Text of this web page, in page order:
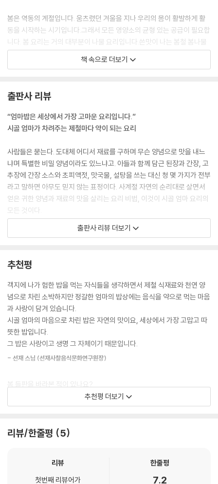
생된장으로 만든 쌈장
멸치 마늘 쌈장
여름쌈
상추 물김치
오이 미역 냉국
연근생채
더덕 생채
해파리냉채와 겨자 소스
아욱국
다슬기국
가지 냉국
가지 탕수
가지 순대
가지 된장 소스
애호박 순대
토마토탕
옥수수 잣튀김
죽순전
죽순 셀러리볶음
풋고추 표고버섯전
감자 고추장찌개
쇠고기 박국
고구마순 멸치볶음
돼지고기 부추볶음
오리 고추장 불고기
쇠고기 장조림
북어 보푸라기
봄은 역동의 계절입니다. 움츠렸던 겨울을 지나 우리의 몸이 활발하게 활
동을 시작하는 시기입니다.그래서 모든 영양소의 균형 있는 공급이 필요합
니다. 봄 요리는 거의 대부분이 나물 요리입니다.쓴맛이 나는 봄철 봄나물
은 겨울 동안 체내에 쌓인 노독을 풀어주며 춘곤증으로 잃은 입맛을 돋워
추어탕은 지방마다 끓이는 방식이 다양하여 서울에서는 미꾸라지를 통째
로 넣어 끓이고 전라도에서는 미꾸라지를 삶아 간 다음 갖은 양념을 해서
걸쭉하게 끓여 먹는다. 엄마는 배추를 넣은 경상도식 추어탕을 끓였다. 경
잎을 넣는 것이 특징이다.
--- p.154, 「추어탕」 중에서
겨울은 활동량이 적은 계절이라 장운동을 위한 섬유소가 필요합니다. 그래
서 섬유소가 풍부한 무청 시래기, 호박고지 등 봄에 말려둔 나물이 요긴한
때입니다. 그리고 단백질이 풍부한 굴이나 조개, 콩, 비타민이 풍부한 귤,
유자, 무기질이 풍부한 해조류가 많이 나기 때문에 이런 음식을 골고루 섭
취하면 겨울을 건강하게 날 수 있습니다.
책 속으로 더보기
출판사 리뷰
“엄마밥은 세상에서 가장 고마운 요리입니다.”
시골 엄마가 차려주는 제철마다 약이 되는 요리
사람들은 묻는다. 도대체 어디서 재료를 구하며 무슨 양념으로 맛을 내느
냐며 특별한 비밀 양념이라도 있느냐고. 아들과 함께 담근 된장과 간장, 고
추장에 간장 소스와 초피액젓, 맛국물, 설탕을 쓰는 대신 청 몇 가지가 전부
라고 말하면 아무도 믿지 않는 표정이다. 사계절 자연의 순리대로 살면서
얻은 귀한 양념과 재료의 맛을 살리는 요리 비법, 이것이 시골 엄마 요리의
모든 것이다.
『자연을 담은 엄마요리』는 2013년도에 출간되어 많은 사랑을 받은 『시골
고소한 향이 진동하는 갓 짠 참기름이나 들기름으로 조물조물 무친 나물,
무쇠 솥에 군불 떼어 끓인 곰탕, 지글지글 온돌방에서 띄운 청국장으로 끓
인 찌개, 밥 한 공기 뚝딱 비우게 하는 엄마표 김치…. 이상하게 엄마밥은
먹고 나면 힘이 난다. 『자연을 담은 엄마 요리』는 객지에 나가 험한 밥을 먹
는 자식들을 생각하면서 제철 식재료와 천연 양념으로 차린 소박하고 정갈
한 밥상이다. 만나는 사람마다 “밥은 먹었어요?”라고 묻고는 “아직 식사
공산 자락에서 아들과 함께 장을 담그고 텃밭에서 키운 채소로 약이 되는
이것저것 갖은 양념을 넣지 않아 간단하고 건강하고 맛있다.
이 책은 봄, 여름, 가을, 겨울로 챕터를 나누고 제철 재료로 만든 계절마다
가 널려 있다는 봄에는 쑥, 달래, 냉이 등의 봄나물이 밥상의 주인공이고 여
른 싱싱한 해산물과 가을에 부지런히 갈무리 해 둔 저장식 요리로 배가 부
르다. 엄마 돌아가시기 전에 꼭 한 번 배워두고픈 된장이나 간장, 고추장,
출판사 리뷰 더보기
추천평
객지에 나가 험한 밥을 먹는 자식들을 생각하면서 제철 식재료와 천연 양
념으로 차린 소박하지만 정갈한 엄마의 밥상에는 음식을 약으로 먹는 마음
과 사랑이 담겨 있습니다.
시골 엄마의 마음으로 차린 밥은 자연의 맛이요, 세상에서 가장 고맙고 따
뜻한 밥입니다.
그 밥은 사랑이고 생명 그 자체이기 때문입니다.
- 선재 스님 (선재사찰음식문화연구원장)
봄 들판을 바라본 적이 있나요?
그 곳엔 이름 모를 들풀들이 무성하게 자라나고 있습니다.
이 책은 우리의 식재료가 얼마나 다양한지를 다시금 깨닫게 해주었습니다.
그 재료들로 만들어 낸 자연스럽고 군더더기 없는 음식을 맛보며 입 또한
- 박인경 (셰프&포토그래퍼)
추천평 더보기
리뷰/한줄평 5
리뷰
첫번째 리뷰어가
한줄평
7.2